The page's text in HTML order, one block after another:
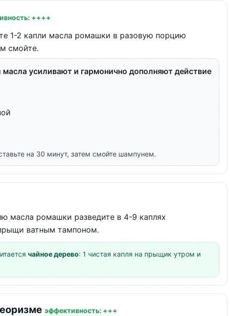
++++
1-2 капли масла ромашки в разовую порцию
смойте.
усиливают и гармонично дополняют действие
на 30 минут, затем смойте шампунем.
масла ромашки разведите в 4-9 каплях
ватным тампоном.
чайное дерево: 1 чистая капля на прыщик утром и
эффективность: +++